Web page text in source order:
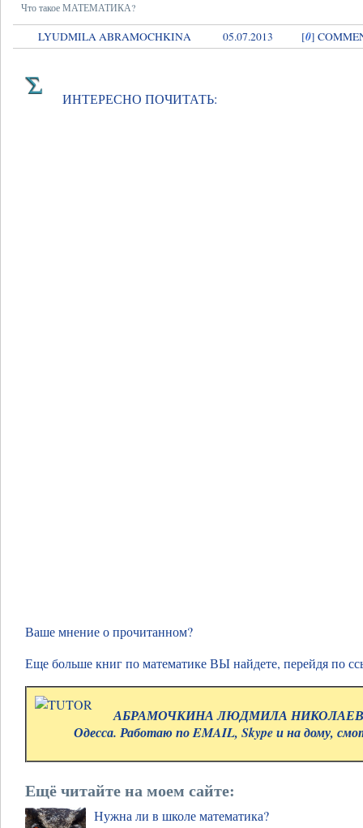
Что такое МАТЕМАТИКА?
LYUDMILA ABRAMOCHKINA 05.07.2013 [0]
ИНТЕРЕСНО ПОЧИТАТЬ:
Ваше мнение о прочитанном?
Еще больше книг по математике ВЫ найдете, перейдя по
АБРАМОЧКИНА ЛЮДМИЛА
Одесса. Работаю по EMAIL, Skype и на дому,
Ещё читайте на моем сайте:
Нужна ли в школе математика?